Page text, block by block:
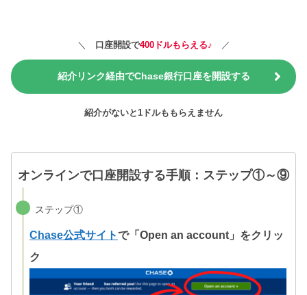
＼ 口座開設で400ドルもらえる♪ ／
紹介リンク経由でChase銀行口座を開設する
紹介がないと1ドルももらえません
オンラインで口座開設する手順：ステップ①～⑨
ステップ①
Chase公式サイトで「Open an account」をクリッ
ク